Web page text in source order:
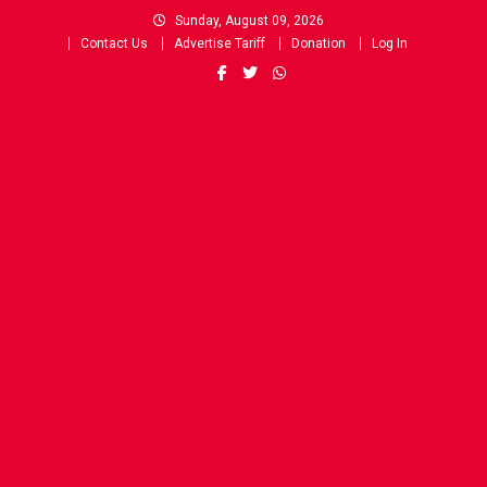
Sunday, August 09, 2026
Contact Us
Advertise Tariff Donation Log In